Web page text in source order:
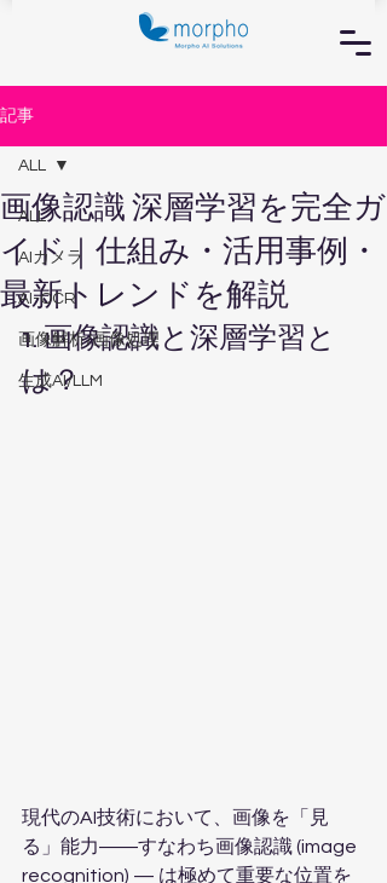
記事
ALL
AIカメラ
AI-OCR
画像解析/画像処理
生成AI/LLM
ALL
画像認識 深層学習を完全ガ
イド｜仕組み・活用事例・
最新トレンドを解説
1. 画像認識と深層学習と
は？
現代のAI技術において、画像を「見
る」能力――すなわち画像認識 (image
recognition) — は極めて重要な位置を